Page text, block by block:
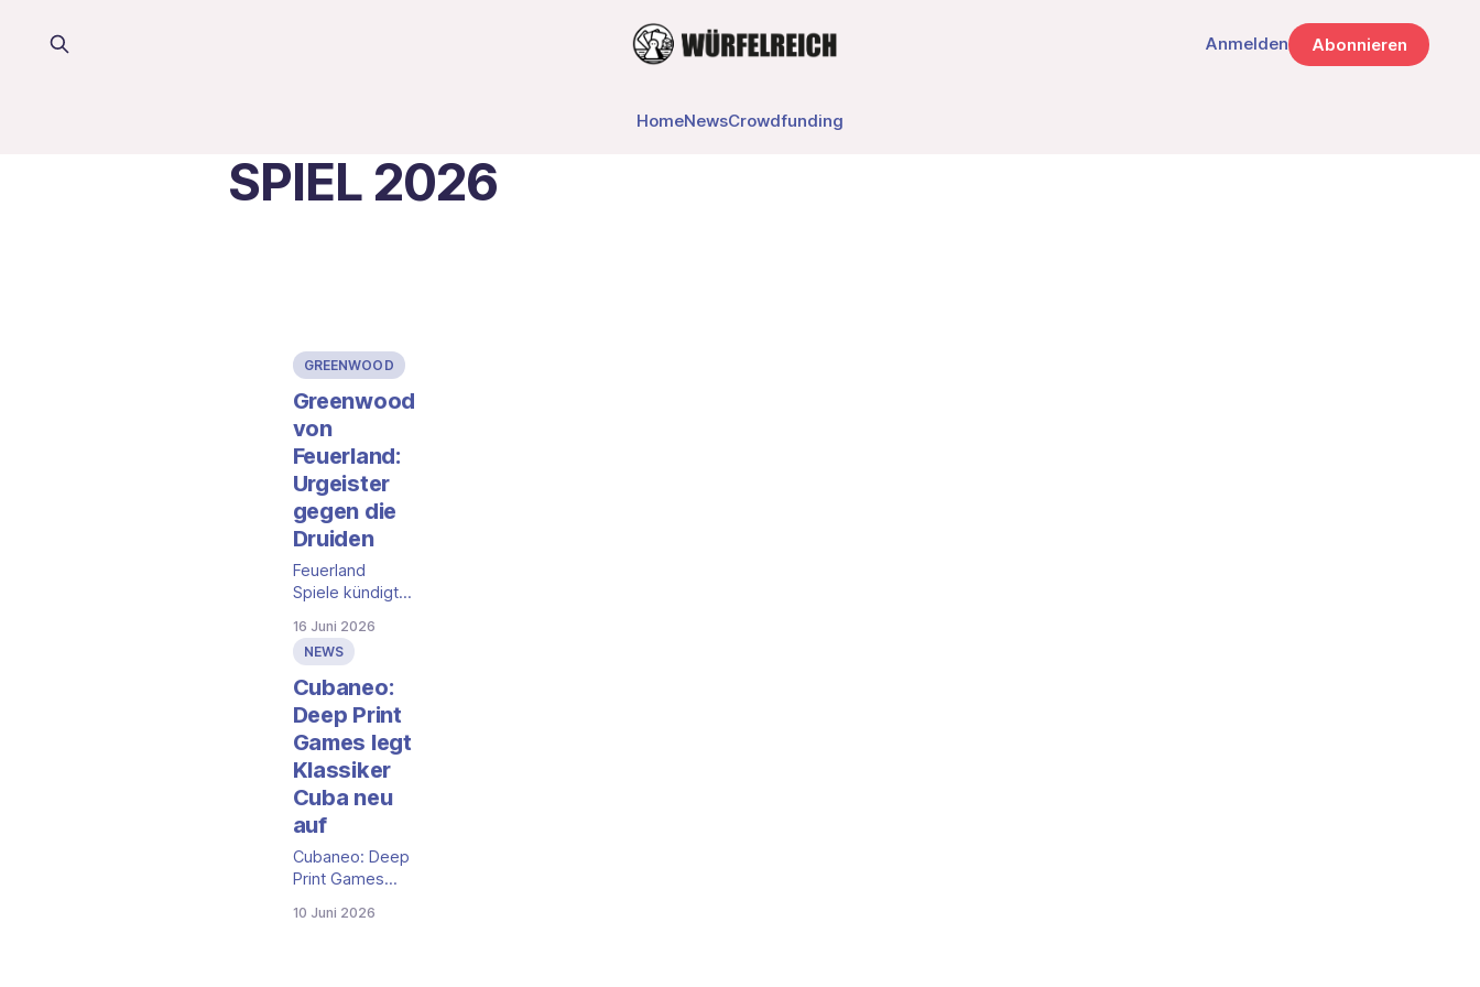
HomeNewsCrowdfunding
Anmelden Abonnieren
SPIEL 2026
GREENWOOD
Greenwood
von
Feuerland:
Urgeister
gegen die
Druiden
Feuerland
Spiele kündigt
ein neues
Strategiespiel
für 1 bis 4
Spielende an, in
dem Sie als
uralter Urgeist
eine
Gefolgschaft
anführen und
mystische
Wesen aus den
Fängen der
befreien. Die
16 Juni 2026
NEWS
Cubaneo:
Deep Print
Games legt
Klassiker
Cuba neu
auf
Cubaneo: Deep
Print Games
Klassiker Cuba
10 Juni 2026